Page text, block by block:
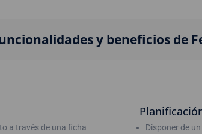
y beneficios de
a través de una ficha
Disponer de